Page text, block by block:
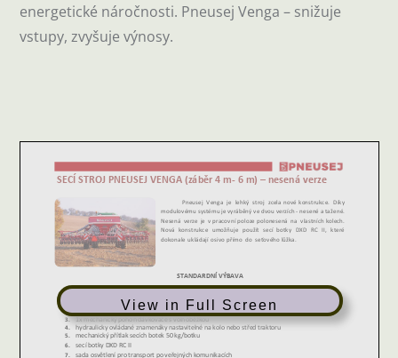
energetické náročnosti. Pneusej Venga – snižuje
vstupy, zvyšuje výnosy.
View in Full Screen